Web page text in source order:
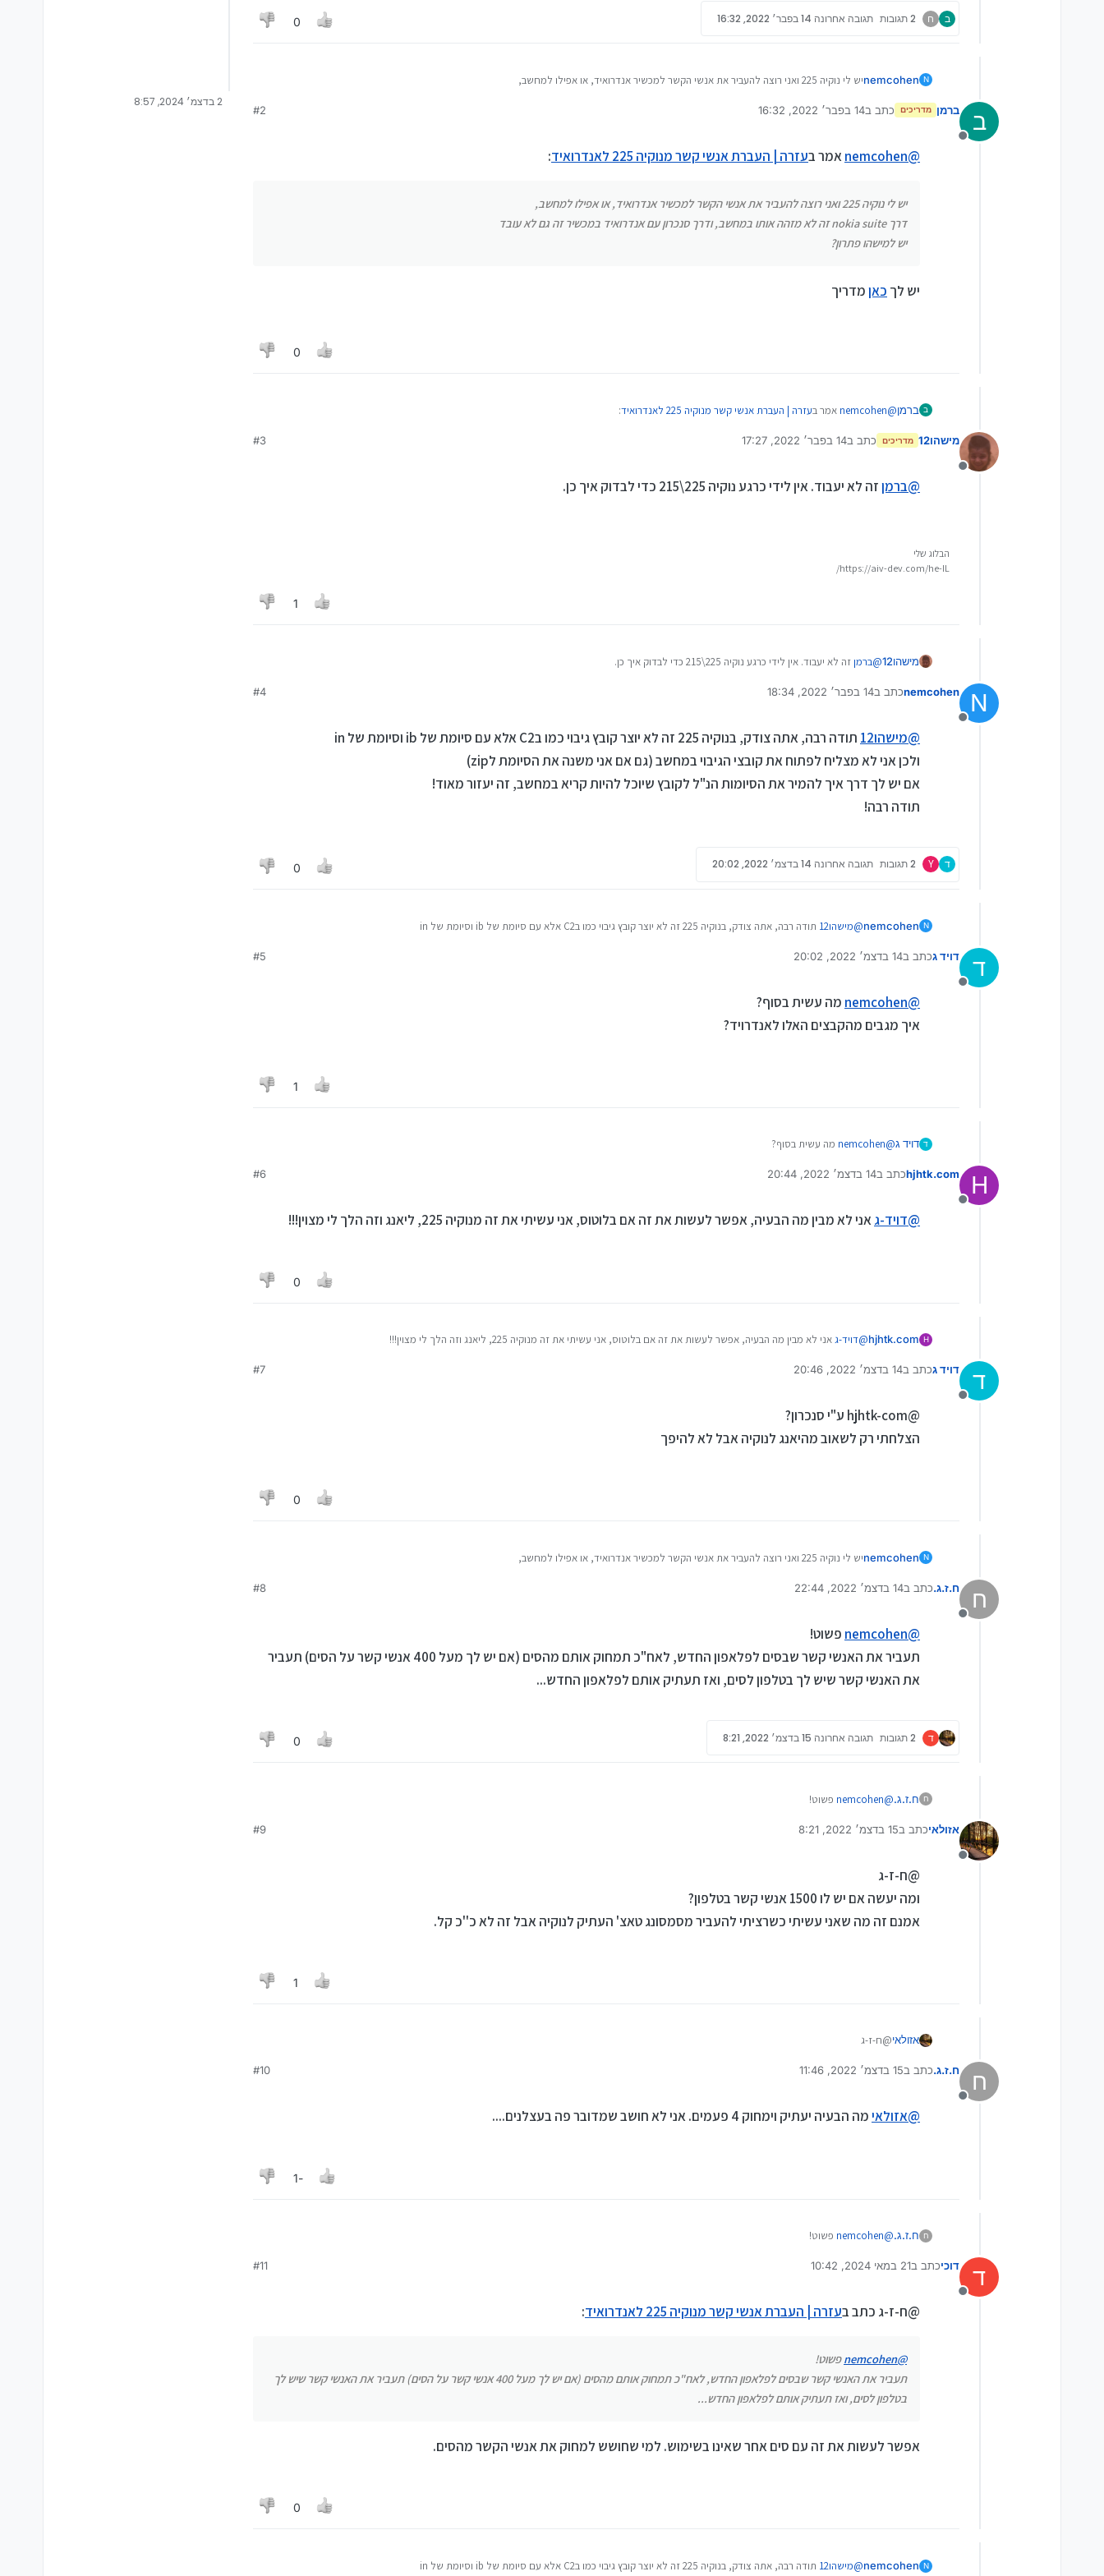
ב ח 2 תגובות תגובה אחרונה 14 בפבר׳ 2022, 16:32 0
N
nemcohenיש לי נוקיה 225 ואני רוצה להעביר את אנשי הקשר למכשיר אנדרואיד, או אפילו למחשב,
יש למישהו פתרון?
ב
מנותק
ברמן מדריכים כתב ב14 בפבר׳ 2022, 16:32
נערך לאחרונה על ידי
#2
@
nemcohenאמר בעזרה | העברת אנשי קשר מנוקיה 225 לאנדרואיד :
יש לי נוקיה 225 ואני רוצה להעביר את אנשי הקשר למכשיר אנדרואיד, או אפילו למחשב,
דרך nokia suite זה לא מזהה אותו במחשב, ודרך סנכרון עם אנדרואיד במכשיר זה גם לא עובד
יש למישהו פתרון?
יש לך כאןמדריך
0
ב ברמן@
nemcohen אמר בעזרה | העברת אנשי קשר מנוקיה 225 לאנדרואיד :
יש למישהו פתרון?יש לךכאןמדריך
מנותק
מישהו12 מדריכים כתב ב14 בפבר׳ 2022, 17:27
נערך לאחרונה על ידי מישהו12
#3
@ברמןזה לא יעבוד. אין לידי כרגע נוקיה 225\215 כדי לבדוק איך כן.
הבלוג שלי
https://aiv-dev.com/he-IL/
1
מישהו12 @ברמןזה לא יעבוד. אין לידי כרגע נוקיה 225\215 כדי לבדוק איך כן.
N
מנותק
nemcohenכתב ב14 בפבר׳ 2022, 18:34
נערך לאחרונה על ידי
#4
@מישהו12
תודה רבה, אתה צודק, בנוקיה 225 זה לא יוצר קובץ גיבוי כמו בC2 אלא עם סיומת של ib וסיומת של in
ולכן אני לא מצליח לפתוח את קובצי הגיבוי במחשב (גם אם אני משנה את הסיומת לzip)
אם יש לך דרך איך להמיר את הסיומות הנ"ל לקובץ שיוכל להיות קריא במחשב, זה יעזור מאוד!
תודה רבה!
ד Y 2 תגובות תגובה אחרונה 14 בדצמ׳ 2022, 20:02 0
N
nemcohen
@מישהו12
תודה רבה, אתה צודק, בנוקיה 225 זה לא יוצר קובץ גיבוי כמו בC2 אלא עם סיומת של ib וסיומת של in
אם יש לך דרך איך להמיר את הסיומות הנ"ל לקובץ שיוכל להיות קריא במחשב, זה יעזור מאוד!
ד
מנותק
דויד גכתב ב14 בדצמ׳ 2022, 20:02
נערך לאחרונה על ידי
#5
@
nemcohen מה עשית בסוף?
איך מגבים מהקבצים האלו לאנדרויד?
1
ד דויד ג@
nemcohen מה עשית בסוף?
H
מנותק
hjhtk.comכתב ב14 בדצמ׳ 2022, 20:44
נערך לאחרונה על ידי
#6
@דויד-גאני לא מבין מה הבעיה, אפשר לעשות את זה אם בלוטוס, אני עשיתי את זה מנוקיה 225, ליאנג וזה הלך לי מצוין!!!
0
H
hjhtk.com
@דויד-גאני לא מבין מה הבעיה, אפשר לעשות את זה אם בלוטוס, אני עשיתי את זה מנוקיה 225, ליאנג וזה הלך לי מצוין!!!
ד
מנותק
דויד גכתב ב14 בדצמ׳ 2022, 20:46
נערך לאחרונה על ידי
#7
@hjhtk-com ע"י סנכרון?
הצלחתי רק לשאוב מהיאנג לנוקיה אבל לא להיפך
0
N
nemcohenיש לי נוקיה 225 ואני רוצה להעביר את אנשי הקשר למכשיר אנדרואיד, או אפילו למחשב,
יש למישהו פתרון?
ח
מנותק
ח.ז.ג.כתב ב14 בדצמ׳ 2022, 22:44
נערך לאחרונה על ידי
#8
@
nemcohen פשוט!
תעביר את האנשי קשר שבסים לפלאפון החדש, לאח"כ תמחוק אותם מהסים (אם יש לך מעל 400 אנשי קשר על הסים) תעביר
את האנשי קשר שיש לך בטלפון לסים, ואז תעתיק אותם לפלאפון החדש...
ד 2 תגובות תגובה אחרונה 15 בדצמ׳ 2022, 8:21 0
ח ח.ז.ג.@
nemcohen פשוט!
לסים, ואז תעתיק אותם לפלאפון החדש...
מנותק
אזולאיכתב ב15 בדצמ׳ 2022, 8:21
נערך לאחרונה על ידי
#9
@ח-ז-ג
ומה יעשה אם יש לו 1500 אנשי קשר בטלפון?
אמנם זה מה שאני עשיתי כשרציתי להעביר מסמסונג טאצ' העתיק לנוקיה אבל זה לא כ''כ קל.
1
אזולאי@ח-ז-ג
אמנם זה מה שאני עשיתי כשרציתי להעביר מסמסונג טאצ' העתיק לנוקיה אבל זה לא כ''כ קל.
ח
מנותק
ח.ז.ג.כתב ב15 בדצמ׳ 2022, 11:46
נערך לאחרונה על ידי
#10
@אזולאימה הבעיה יעתיק וימחוק 4 פעמים. אני לא חושב שמדובר פה בעצלנים....
-1
ח ח.ז.ג.@
nemcohen פשוט!
לסים, ואז תעתיק אותם לפלאפון החדש...
ד
מנותק
דוכיכתב ב21 במאי 2024, 10:42
נערך לאחרונה על ידי
#11
@ח-ז-ג כתב בעזרה | העברת אנשי קשר מנוקיה 225 לאנדרואיד :
@
nemcohenפשוט!
תעביר את האנשי קשר שבסים לפלאפון החדש, לאח"כ תמחוק אותם מהסים (אם יש לך מעל 400 אנשי קשר על הסים) תעביר את האנשי קשר שיש לך
בטלפון לסים, ואז תעתיק אותם לפלאפון החדש...
אפשר לעשות את זה עם סים אחר שאינו בשימוש. למי שחושש למחוק את אנשי הקשר מהסים.
0
N
nemcohen
@מישהו12
תודה רבה, אתה צודק, בנוקיה 225 זה לא יוצר קובץ גיבוי כמו בC2 אלא עם סיומת של ib וסיומת של in
2 בדצמ׳ 2024, 8:57